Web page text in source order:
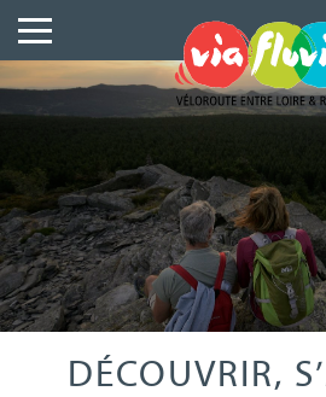
DÉCOUVRIR,